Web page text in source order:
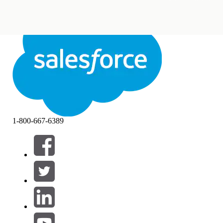
結束
篩選器 (0)
選取篩選
產品區域
1-800-667-6389